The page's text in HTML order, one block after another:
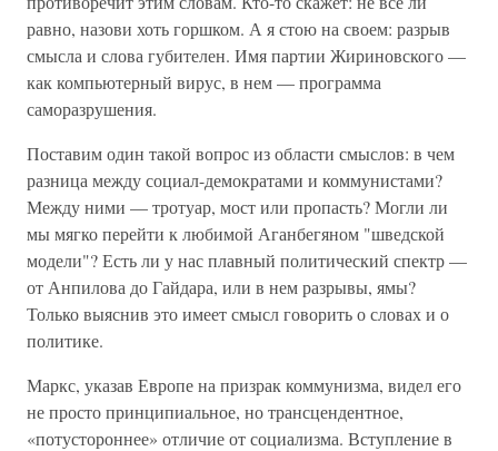
равно, назови хоть горшком. А я стою на своем: разрыв
смысла и слова губителен. Имя партии Жириновского —
как компьютерный вирус, в нем — программа
саморазрушения.
Поставим один такой вопрос из области смыслов: в чем
разница между социал-демократами и коммунистами?
Между ними — тротуар, мост или пропасть? Могли ли
мы мягко перейти к любимой Аганбегяном "шведской
модели"? Есть ли у нас плавный политический спектр —
от Анпилова до Гайдара, или в нем разрывы, ямы?
Только выяснив это имеет смысл говорить о словах и о
политике.
Маркс, указав Европе на призрак коммунизма, видел его
не просто принципиальное, но трансцендентное,
«потустороннее» отличие от социализма. Вступление в